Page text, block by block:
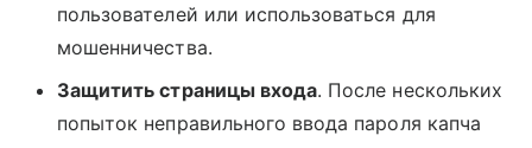
пользователей или использоваться для
мошенничества.
Защитить страницы входа. После нескольких
попыток неправильного ввода пароля капча